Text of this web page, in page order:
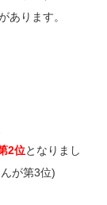
あります。
2位となりまし
が第3位)